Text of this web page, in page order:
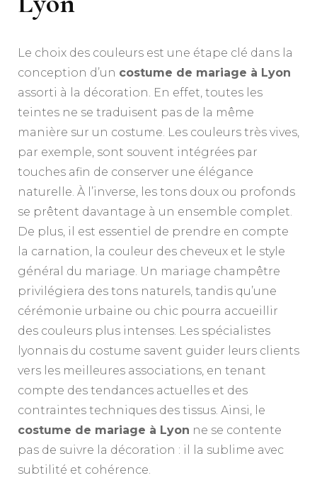
Le choix des couleurs est une étape clé dans la
conception d’un costume de mariage à Lyon
assorti à la décoration. En effet, toutes les
teintes ne se traduisent pas de la même
manière sur un costume. Les couleurs très vives,
par exemple, sont souvent intégrées par
touches afin de conserver une élégance
naturelle. À l’inverse, les tons doux ou profonds
se prêtent davantage à un ensemble complet.
De plus, il est essentiel de prendre en compte
la carnation, la couleur des cheveux et le style
général du mariage. Un mariage champêtre
privilégiera des tons naturels, tandis qu’une
cérémonie urbaine ou chic pourra accueillir
des couleurs plus intenses. Les spécialistes
lyonnais du costume savent guider leurs clients
vers les meilleures associations, en tenant
compte des tendances actuelles et des
contraintes techniques des tissus. Ainsi, le
costume de mariage à Lyon ne se contente
pas de suivre la décoration : il la sublime avec
subtilité et cohérence.